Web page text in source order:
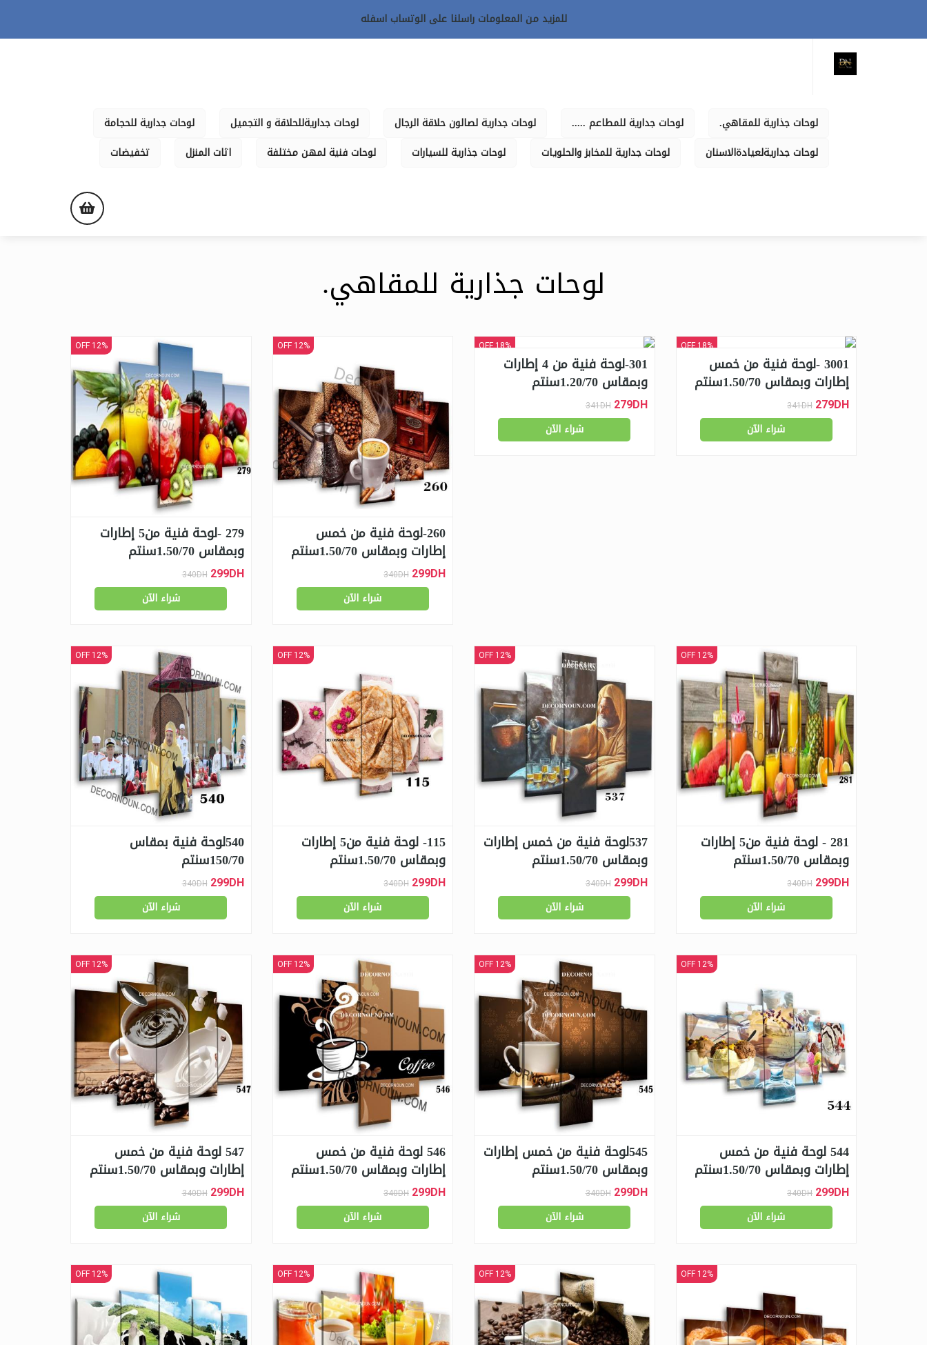
للمزيد من المعلومات راسلنا على الوتساب اسفله
لوحات جذارية للمقاهي. لوحات جدارية للمطاعم ..... لوحات جدارية لصالون حلاقة الرجال لوحات جداريةللحلاقة و التجميل
لوحات جدارية للحجامة
لوحات جداريةلعيادةالاسنان
لوحات جدارية للمخابز والحلويات لوحات جذارية للسيارات لوحات فنية لمهن مختلفة اثات المنزل تخفيضات
لوحات جذارية للمقاهي.
18% OFF
3001 -لوحة فنية من خمس
إطارات وبمقاس 1.50/70سنتم
341DH 279DH
شراء الآن
18% OFF
301-لوحة فنية من 4 إطارات
وبمقاس 1.20/70سنتم
341DH279DH
شراء الآن
12% OFF
260-لوحة فنية من خمس
إطارات وبمقاس 1.50/70سنتم
340DH 299DH
شراء الآن
12% OFF
279 -لوحة فنية من5 إطارات
وبمقاس 1.50/70سنتم
340DH299DH
شراء الآن
12% OFF
281 - لوحة فنية من5 إطارات
وبمقاس 1.50/70سنتم
340DH 299DH
شراء الآن
12% OFF
537لوحة فنية من خمس إطارات
وبمقاس 1.50/70سنتم
340DH299DH
شراء الآن
12% OFF
115- لوحة فنية من5 إطارات
وبمقاس 1.50/70سنتم
340DH 299DH
شراء الآن
12% OFF
540لوحة فنية بمقاس
150/70سنتم
340DH299DH
شراء الآن
12% OFF
544 لوحة فنية من خمس
إطارات وبمقاس 1.50/70سنتم
340DH 299DH
شراء الآن
12% OFF
545لوحة فنية من خمس إطارات
وبمقاس 1.50/70سنتم
340DH299DH
شراء الآن
12% OFF
546 لوحة فنية من خمس
إطارات وبمقاس 1.50/70سنتم
340DH 299DH
شراء الآن
12% OFF
547 لوحة فنية من خمس
إطارات وبمقاس 1.50/70سنتم
340DH299DH
شراء الآن
12% OFF
12% OFF
12% OFF
12% OFF